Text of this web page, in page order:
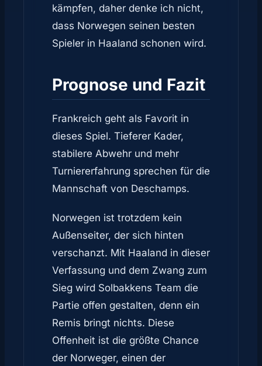
kämpfen, daher denke ich nicht,
dass Norwegen seinen besten
Spieler in Haaland schonen wird.
Prognose und Fazit
Frankreich geht als Favorit in
dieses Spiel. Tieferer Kader,
stabilere Abwehr und mehr
Turniererfahrung sprechen für die
Mannschaft von Deschamps.
Norwegen ist trotzdem kein
Außenseiter, der sich hinten
verschanzt. Mit Haaland in dieser
Verfassung und dem Zwang zum
Sieg wird Solbakkens Team die
Partie offen gestalten, denn ein
Remis bringt nichts. Diese
Offenheit ist die größte Chance
der Norweger, einen der